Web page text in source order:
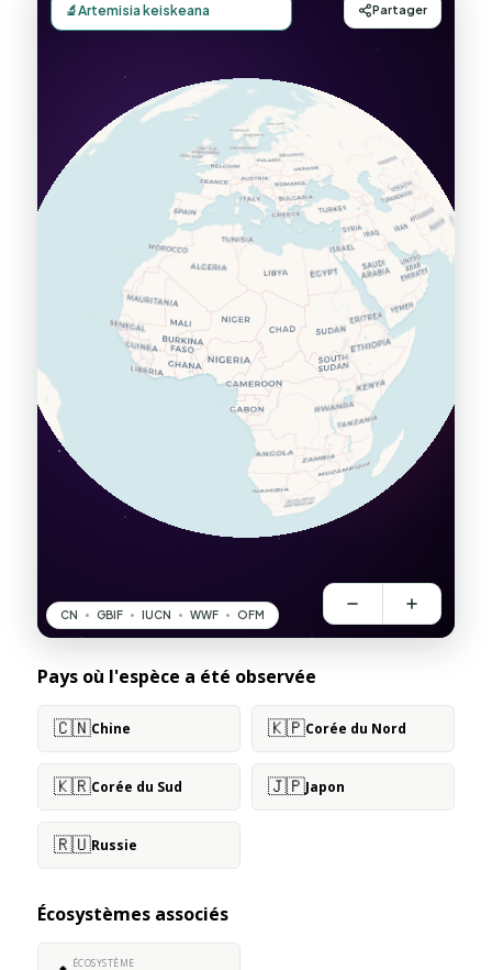
Pays où l'espèce a été observée
🇨🇳Chine 🇰🇵Corée du Nord
🇰🇷Corée du Sud 🇯🇵Japon
🇷🇺Russie
Écosystèmes associés
ÉCOSYSTÈME